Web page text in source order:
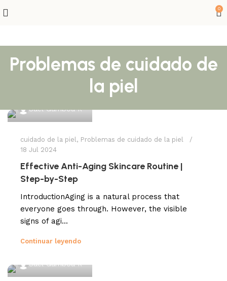
0
Problemas de cuidado de
la piel
Sael Gamboa R
cuidado de la piel, Problemas de cuidado de la piel
18 Jul 2024
Effective Anti-Aging Skincare Routine |
Step-by-Step
IntroductionAging is a natural process that
everyone goes through. However, the visible
signs of agi...
Continuar leyendo
Sael Gamboa R